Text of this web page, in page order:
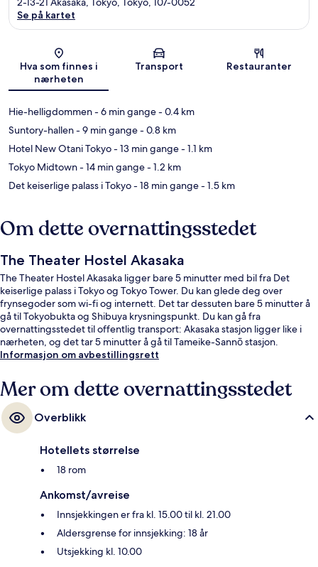
Kart
Se på kartet
Hva som finnes i
nærheten
Transport Restauranter
Hie-helligdommen- 6 min gange- 0.4 km
Suntory-hallen- 9 min gange- 0.8 km
Hotel New Otani Tokyo- 13 min gange- 1.1 km
Tokyo Midtown- 14 min gange- 1.2 km
Det keiserlige palass i Tokyo- 18 min gange- 1.5 km
Om dette overnattingsstedet
The Theater Hostel Akasaka
The Theater Hostel Akasaka ligger bare 5 minutter med bil fra Det
keiserlige palass i Tokyo og Tokyo Tower. Du kan glede deg over
frynsegoder som wi-fi og internett. Det tar dessuten bare 5 minutter å
gå til Tokyobukta og Shibuya krysningspunkt. Du kan gå fra
overnattingsstedet til offentlig transport: Akasaka stasjon ligger like i
nærheten, og det tar 5 minutter å gå til Tameike-Sannō stasjon.
Informasjon om avbestillingsrett
Mer om dette overnattingsstedet
Overblikk
Hotellets størrelse
18 rom
Ankomst/avreise
Innsjekkingen er fra kl. 15.00 til kl. 21.00
Aldersgrense for innsjekking: 18 år
Utsjekking kl. 10.00